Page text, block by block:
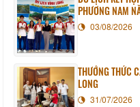
PHƯƠNG NAM
03/08/2026
THƯỞNG THỨC
LONG
31/07/2026